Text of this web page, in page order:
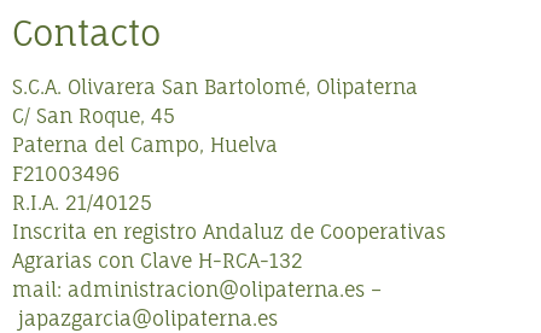
Contacto
S.C.A. Olivarera San Bartolomé, Olipaterna
C/ San Roque, 45
Paterna del Campo, Huelva
F21003496
R.I.A. 21/40125
Inscrita en registro Andaluz de Cooperativas
Agrarias con Clave H-RCA-132
mail: administracion@olipaterna.es –
japazgarcia@olipaterna.es